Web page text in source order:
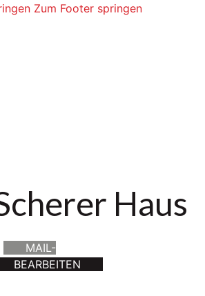
Zum Footer springen
Haus
MAIL-
BEARBEITEN